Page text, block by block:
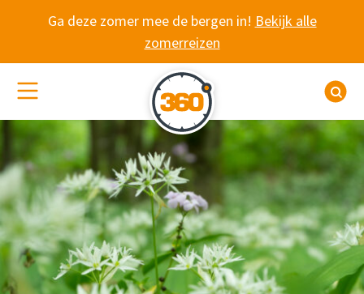
Ga deze zomer mee de bergen in! Bekijk alle
zomerreizen
(De)activeer site navigatie
DE OOSTELIJKE
Struinen over de